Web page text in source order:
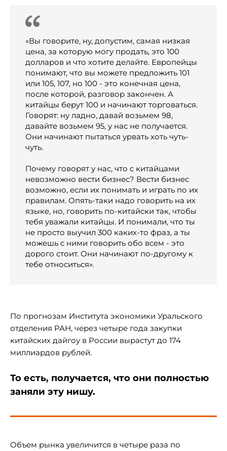
«Вы говорите, ну, допустим, самая низкая
цена, за которую могу продать, это 100
долларов и что хотите делайте. Европейцы
понимают, что вы можете предложить 101
или 105, 107, но 100 - это конечная цена,
после которой, разговор закончен. А
китайцы берут 100 и начинают торговаться.
Говорят: ну ладно, давай возьмем 98,
давайте возьмем 95, у нас не получается.
Они начинают пытаться урвать хоть чуть-
чуть.
Почему говорят у нас, что с китайцами
невозможно вести бизнес? Вести бизнес
возможно, если их понимать и играть по их
правилам. Опять-таки надо говорить на их
языке, но, говорить по-китайски так, чтобы
тебя уважали китайцы. И понимали, что ты
не просто выучил 300 каких-то фраз, а ты
можешь с ними говорить обо всем - это
дорого стоит. Они начинают по-другому к
тебе относиться».
По прогнозам Института экономики Уральского
отделения РАН, через четыре года закупки
китайских дайгоу в России вырастут до 174
миллиардов рублей.
То есть, получается, что они полностью
заняли эту нишу.
Объем рынка увеличится в четыре раза по